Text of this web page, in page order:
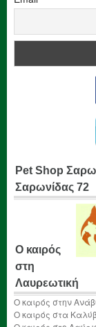
Pet Shop
Σαρωνίδας 72
Ο καιρός
στη
Λαυρεωτική
Ο καιρός στην
Ο καιρός στα